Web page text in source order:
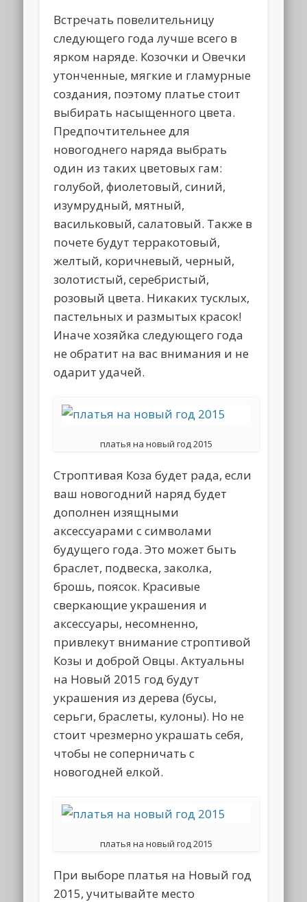
Встречать повелительницу
следующего года лучше всего в
ярком наряде. Козочки и Овечки
утонченные, мягкие и гламурные
создания, поэтому платье стоит
выбирать насыщенного цвета.
Предпочтительнее для
новогоднего наряда выбрать
один из таких цветовых гам:
голубой, фиолетовый, синий,
изумрудный, мятный,
васильковый, салатовый. Также в
почете будут терракотовый,
желтый, коричневый, черный,
золотистый, серебристый,
розовый цвета. Никаких тусклых,
пастельных и размытых красок!
Иначе хозяйка следующего года
не обратит на вас внимания и не
одарит удачей.
платья на новый год 2015
Строптивая Коза будет рада, если
ваш новогодний наряд будет
дополнен изящными
аксессуарами с символами
будущего года. Это может быть
браслет, подвеска, заколка,
брошь, поясок. Красивые
сверкающие украшения и
аксессуары, несомненно,
привлекут внимание строптивой
Козы и доброй Овцы. Актуальны
на Новый 2015 год будут
украшения из дерева (бусы,
серьги, браслеты, кулоны). Но не
стоит чрезмерно украшать себя,
чтобы не соперничать с
новогодней елкой.
платья на новый год 2015
При выборе платья на Новый год
2015, учитывайте место